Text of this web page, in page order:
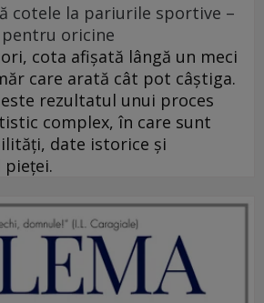
cotele la pariurile sportive –
oricine
cota afișată lângă un meci
care arată cât pot câștiga.
rezultatul unui proces
complex, în care sunt
date istorice și